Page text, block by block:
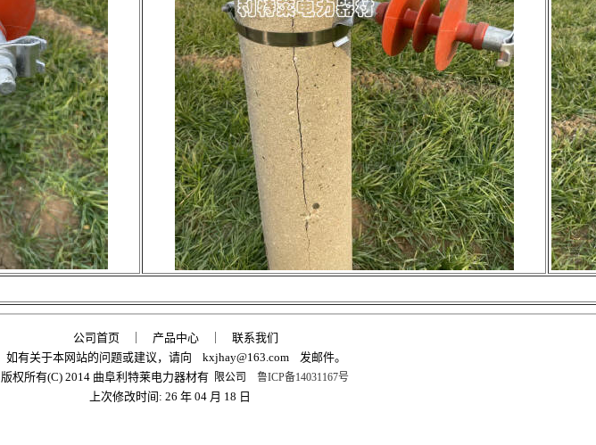
公司首页 产品中心
联系我们
如有关于本网站的问题或建议，请向
kxjhay@163.com
发邮件。
版权所有(C) 2014 曲阜利特莱电力器材有
限公司 鲁ICP备14031167号
上次修改时间: 26 年 04 月 18 日